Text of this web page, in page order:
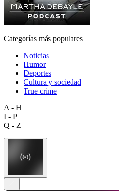
Categorías más populares
Noticias
Humor
Deportes
Cultura y sociedad
True crime
A - H
I - P
Q - Z